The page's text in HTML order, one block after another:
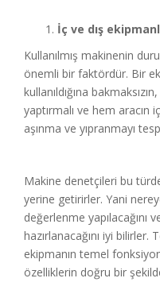
İç ve dış
Kullanılmış makinenin
önemli bir faktördür. Bir
kullanıldığına
yaptırmalı ve hem aracın
aşınma ve yıpranmayı
Makine denetçileri bu
yerine getirirler. Yani
değerlenme yapılacağını
hazırlanacağını iyi
ekipmanın temel
özelliklerin doğru bir